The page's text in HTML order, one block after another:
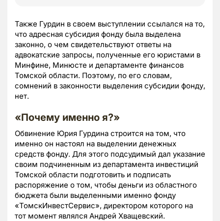
Также Гурдин в своем выступлении ссылался на то,
что адресная субсидия фонду была выделена
законно, о чем свидетельствуют ответы на
адвокатские запросы, полученные его юристами в
Минфине, Минюсте и департаменте финансов
Томской области. Поэтому, по его словам,
сомнений в законности выделения субсидии фонду,
нет.
«Почему именно я?»
Обвинение Юрия Гурдина строится на том, что
именно он настоял на выделении денежных
средств фонду. Для этого подсудимый дал указание
своим подчиненным из департамента инвестиций
Томской области подготовить и подписать
распоряжение о том, чтобы деньги из областного
бюджета были выделенными именно фонду
«ТомскИнвестСервис», директором которого на
тот момент являлся Андрей Хващевский.